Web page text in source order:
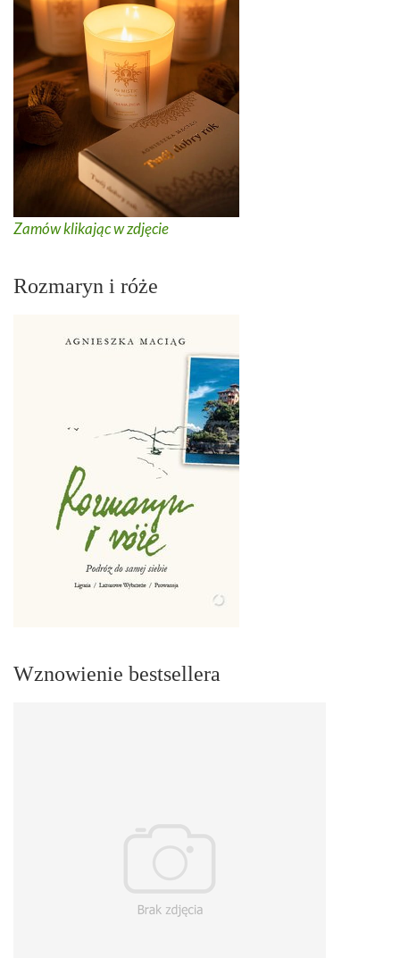
Zamów klikając w zdjęcie
Rozmaryn i róże
Wznowienie bestsellera